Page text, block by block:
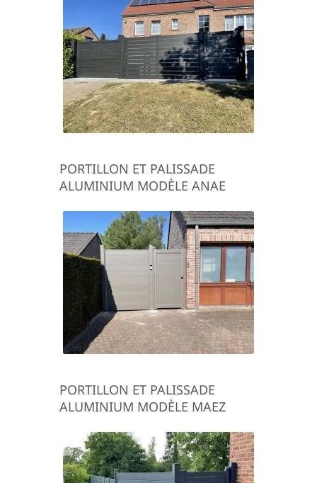
PORTILLON ET PALISSADE
ALUMINIUM MODÈLE ANAE
PORTILLON ET PALISSADE
ALUMINIUM MODÈLE MAEZ